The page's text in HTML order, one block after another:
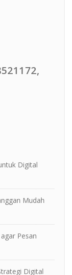
Digital
Mudah
Pesan
Digital